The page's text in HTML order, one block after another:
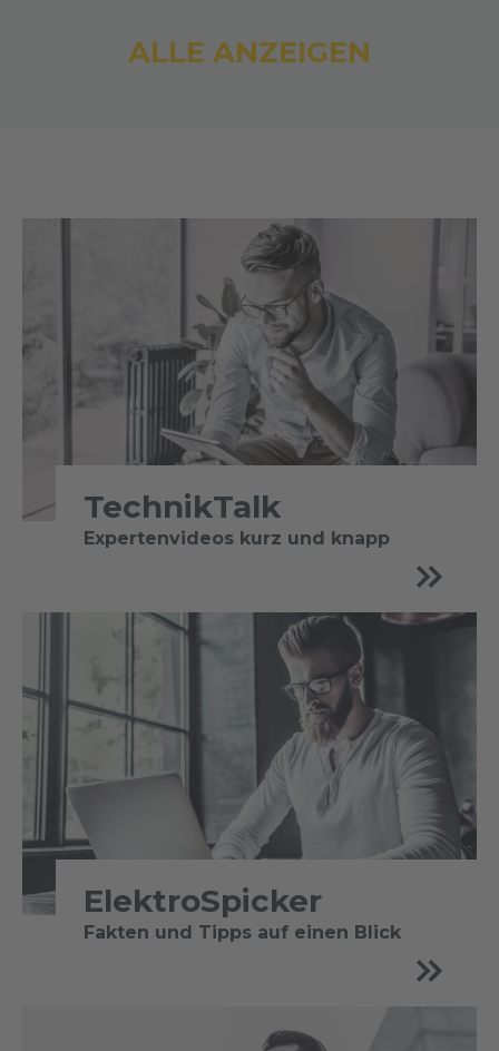
ALLE ANZEIGEN
TechnikTalk
Expertenvideos kurz und knapp
ElektroSpicker
Fakten und Tipps auf einen Blick